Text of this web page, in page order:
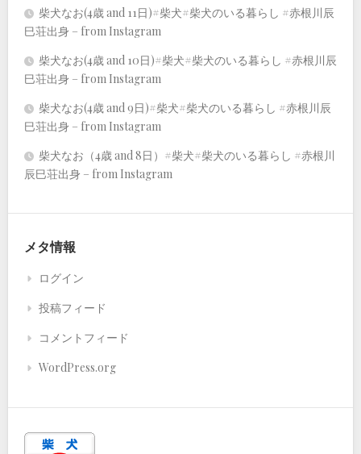
柴犬なお(4歳 and 11日)#柴犬#柴犬のいる暮らし #赤根川辰
巳荘出身 – from Instagram
柴犬なお(4歳 and 10日)#柴犬#柴犬のいる暮らし #赤根川辰
巳荘出身 – from Instagram
柴犬なお(4歳 and 9日)#柴犬#柴犬のいる暮らし #赤根川辰
巳荘出身 – from Instagram
柴犬なお（4歳 and 8日）#柴犬#柴犬のいる暮らし #赤根川
辰巳荘出身 – from Instagram
メタ情報
ログイン
投稿フィード
コメントフィード
WordPress.org